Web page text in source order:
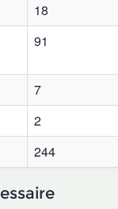
18
91
7
2
244